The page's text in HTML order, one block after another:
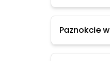
Paznokcie